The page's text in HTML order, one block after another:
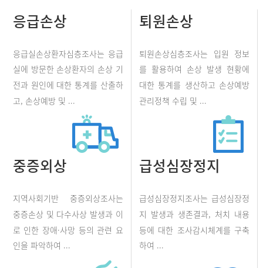
응급손상
응급실손상환자심층조사는 응급
실에 방문한 손상환자의 손상 기
전과 원인에 대한 통계를 산출하
고, 손상예방 및 ...
퇴원손상
퇴원손상심층조사는 입원 정보
를 활용하여 손상 발생 현황에
대한 통계를 생산하고 손상예방
관리정책 수립 및 ...
중증외상
지역사회기반 중증외상조사는
중증손상 및 다수사상 발생과 이
로 인한 장애·사망 등의 관련 요
인을 파악하여 ...
급성심장정지
급성심장정지조사는 급성심장정
지 발생과 생존결과, 처치 내용
등에 대한 조사감시체계를 구축
하여 ...